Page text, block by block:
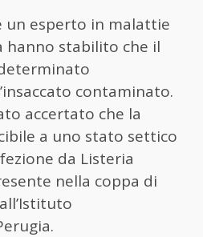
un esperto in malattie
stabilito che il
contaminato.
accertato che la
a uno stato settico
da Listeria
nella coppa di